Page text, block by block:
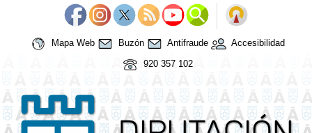
Mapa Web Buzón Antifraude
Accesibilidad
920 357 102